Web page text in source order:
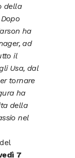
della
ha
ad
il
Usa, dal
tornare
ha
della
nel
7